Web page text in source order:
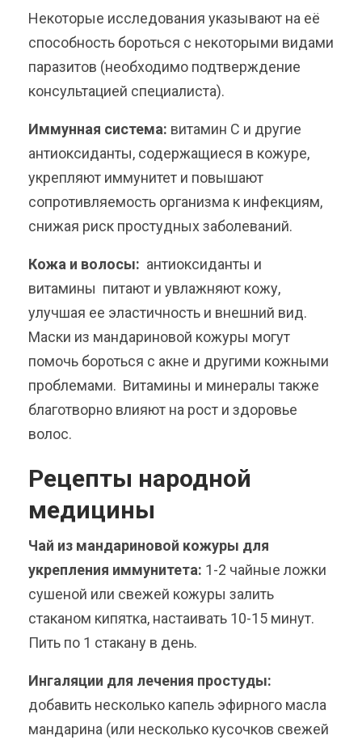
Некоторые исследования указывают на её
способность бороться с некоторыми видами
паразитов (необходимо подтверждение
консультацией специалиста).
Иммунная система: витамин С и другие
антиоксиданты, содержащиеся в кожуре,
укрепляют иммунитет и повышают
сопротивляемость организма к инфекциям,
снижая риск простудных заболеваний.
Кожа и волосы: антиоксиданты и
витамины питают и увлажняют кожу,
улучшая ее эластичность и внешний вид.
Маски из мандариновой кожуры могут
помочь бороться с акне и другими кожными
проблемами. Витамины и минералы также
благотворно влияют на рост и здоровье
волос.
Рецепты народной
медицины
Чай из мандариновой кожуры для
укрепления иммунитета: 1-2 чайные ложки
сушеной или свежей кожуры залить
стаканом кипятка, настаивать 10-15 минут.
Пить по 1 стакану в день.
Ингаляции для лечения простуды:
добавить несколько капель эфирного масла
мандарина (или несколько кусочков свежей